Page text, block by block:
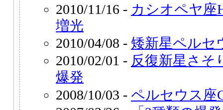
2010/11/16 - カシオペヤ座
増光
2010/04/08 - 矮新星ペルセ
2010/02/01 - 反復新星さそ
爆発
2008/10/03 - ペルセウス座